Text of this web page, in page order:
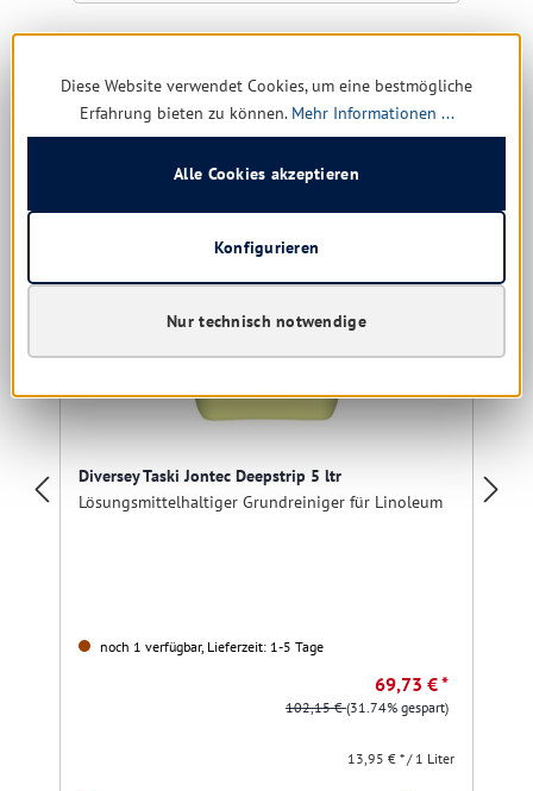
Produktgalerie überspringen
Ähnliche Produkte
Diversey Taski Jontec Deepstrip 5 ltr
Lösungsmittelhaltiger Grundreiniger für Linoleum
noch 1 verfügbar, Lieferzeit: 1-5 Tage
69,73 € *
102,15 €(31.74% gespart)
13,95 € * / 1 Liter
Diese Website verwendet Cookies, um eine bestmögliche
Erfahrung bieten zu können. Mehr Informationen ...
Nur technisch notwendige
Konfigurieren
Alle Cookies akzeptieren